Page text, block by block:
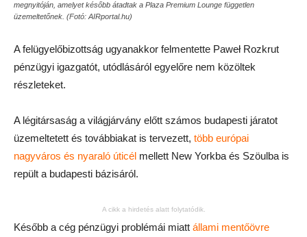
megnyitóján, amelyet később átadtak a Plaza Premium Lounge független
üzemeltetőnek. (Fotó: AIRportal.hu)
A felügyelőbizottság ugyanakkor felmentette Paweł Rozkrut
pénzügyi igazgatót, utódlásáról egyelőre nem közöltek
részleteket.
A légitársaság a világjárvány előtt számos budapesti járatot
üzemeltetett és továbbiakat is tervezett, több európai
nagyváros és nyaraló úticél mellett New Yorkba és Szöulba is
repült a budapesti bázisáról.
A cikk a hirdetés alatt folytatódik.
Később a cég pénzügyi problémái miatt állami mentőövre